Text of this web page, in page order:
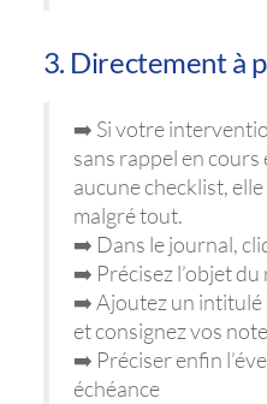
3. Directement à
➡️ Si votre
sans rappel en
aucune checklist,
malgré tout.
➡️ Dans le journal,
➡️ Précisez l’objet du
➡️ Ajoutez un intitulé
et consignez vos
➡️ Préciser enfin
échéance